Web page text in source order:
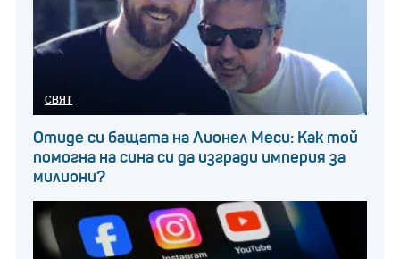
СВЯТ
Отиде си бащата на Лионел Меси: Как той
помогна на сина си да изгради империя за
милиони?